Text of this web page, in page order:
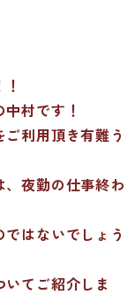
村です！
利用頂き有難う
夜勤の仕事終わ
はないでしょう
てご紹介しま